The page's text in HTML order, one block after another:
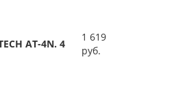
AT-4N. 4
1 619
руб.